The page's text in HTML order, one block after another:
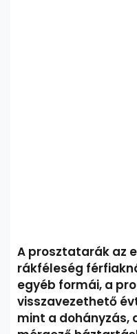
A prosztatarák az
rákféleség
egyéb formái, a
visszavezethető
mint a dohányzás,